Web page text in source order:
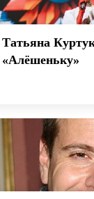
Татьяна
«Алёшеньку»